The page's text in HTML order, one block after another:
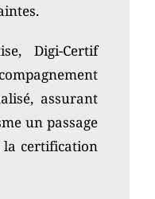
Digi-Certif
assurant
un passage
la certification